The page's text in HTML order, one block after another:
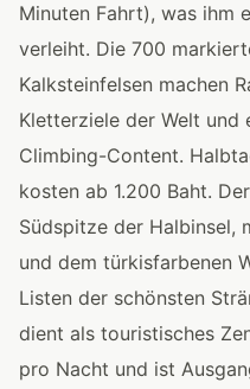
Minuten Fahrt), was ihm
verleiht. Die 700
Kalksteinfelsen machen
Kletterziele der Welt
Climbing-Content.
kosten ab 1.200 Baht.
Südspitze der Halbinsel,
und dem türkisfarbenen
Listen der schönsten
dient als touristisches
pro Nacht und ist